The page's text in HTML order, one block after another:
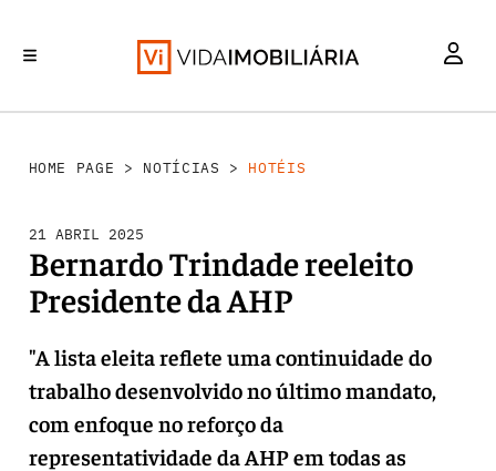
HOME PAGE > NOTÍCIAS > HOTÉIS
21 ABRIL 2025
Bernardo Trindade reeleito
Presidente da AHP
"A lista eleita reflete uma continuidade do
trabalho desenvolvido no último mandato,
com enfoque no reforço da
representatividade da AHP em todas as